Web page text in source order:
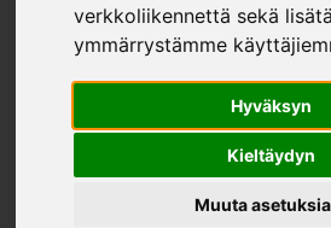
verkkoliikennettä sekä
ymmärrystämme
Hyväksyn
Kieltäydyn
Muuta